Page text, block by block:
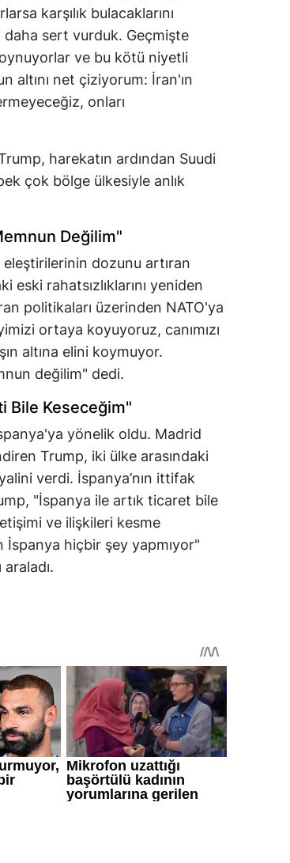
karşılık bulacaklarını
daha sert vurduk. Geçmişte
ve bu kötü niyetli
altını net çiziyorum: İran'ın
onları
harekatın ardından Suudi
çok bölge ülkesiyle anlık
Değilim"
dozunu artıran
eski rahatsızlıklarını yeniden
politikaları üzerinden NATO'ya
ortaya koyuyoruz, canımızı
altına elini koymuyor.
değilim" dedi.
Bile Keseceğim"
yönelik oldu. Madrid
Trump, iki ülke arasındaki
verdi. İspanya’nın ittifak
"İspanya ile artık ticaret bile
ve ilişkileri kesme
İspanya hiçbir şey yapmıyor"